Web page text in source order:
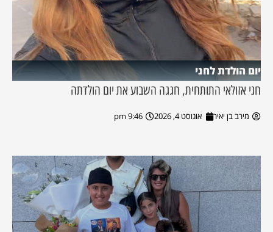
יום הולדת לחני
חני אזולאי התותחית, חגגה השבוע את יום הולדתה
מירב בן יאיר אוגוסט 4, 2026 9:46 pm